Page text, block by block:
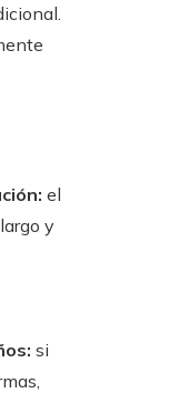
el
y
si